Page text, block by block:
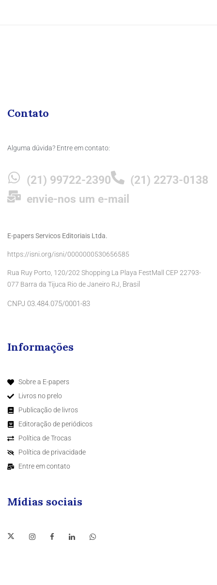
Contato
Alguma dúvida? Entre em contato:
(21) 99722-2390
(21) 2273-0138
envie-nos um e-mail
E-papers Servicos Editoriais Ltda.
https://isni.org/isni/0000000530656585
Rua Ruy Porto, 120/202 Shopping La Playa FestMall CEP 22793-
077 Barra da Tijuca Rio de Janeiro RJ, Brasil
CNPJ 03.484.075/0001-83
Informações
Sobre a E-papers
Livros no prelo
Publicação de livros
Editoração de periódicos
Política de Trocas
Política de privacidade
Entre em contato
Mídias sociais